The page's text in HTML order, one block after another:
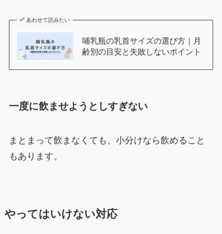
あわせて読みたい
哺乳瓶の乳首サイズの選び方｜月
齢別の目安と失敗しないポイント
一度に飲ませようとしすぎない
まとまって飲まなくても、小分けなら飲めること
もあります。
やってはいけない対応